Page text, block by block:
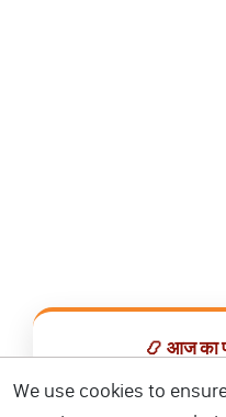
📿 आज का
सभी व्रत, त्योहार, शुभ
We use cookies to